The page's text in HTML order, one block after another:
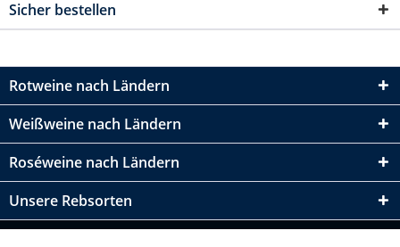
Sicher bestellen
Rotweine nach Ländern
Weißweine nach Ländern
Roséweine nach Ländern
Unsere Rebsorten